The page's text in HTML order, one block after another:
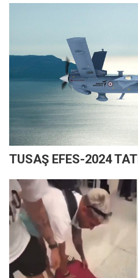
TUSAŞ EFES-2024